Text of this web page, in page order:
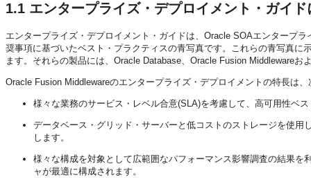
1.1 エンタープライズ・デプロイメント・ガイド
エンタープライズ・デプロイメント・ガイドは、Oracle SOAエンタープ
奨事項に基づいたベスト・プラクティスの青写真です。これらの青写真
ます。それらの製品には、Oracle Database、Oracle Fusion Middleware
Oracle Fusion Middlewareのエンタープライズ・デプロイメントの特長は
様々な業務のサービス・レベル合意(SLA)を考慮して、高可用性ベ
データベース・ グリッド・サーバーと低コストのストレージを使
します。
様々な構成を対象として広範囲なパフォーマンス影響調査の結果を
ャが最適に構成されます。